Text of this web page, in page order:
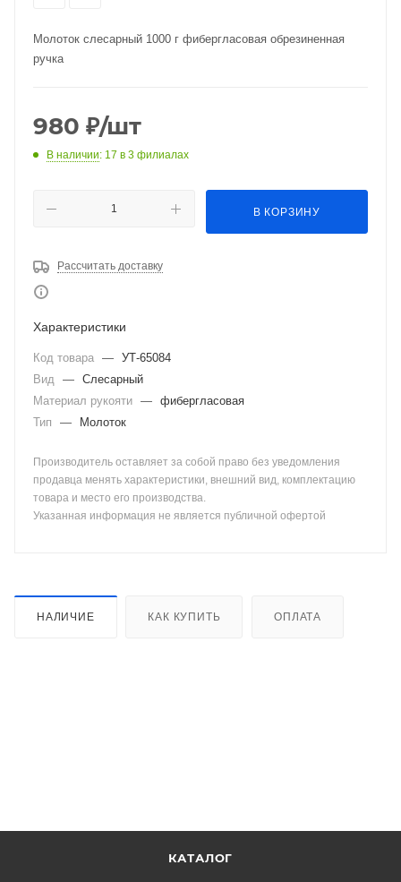
Молоток слесарный 1000 г фибергласовая обрезиненная
ручка
980 ₽/шт
В наличии: 17 в 3 филиалах
В КОРЗИНУ
Рассчитать доставку
Характеристики
Код товара — УТ-65084
Вид — Слесарный
Материал рукояти — фибергласовая
Тип
— Молоток
Производитель оставляет за собой право без уведомления
продавца менять характеристики, внешний вид, комплектацию
товара и место его производства.
Указанная информация не является публичной офертой
НАЛИЧИЕ КАК КУПИТЬ ОПЛАТА
КАТАЛОГ